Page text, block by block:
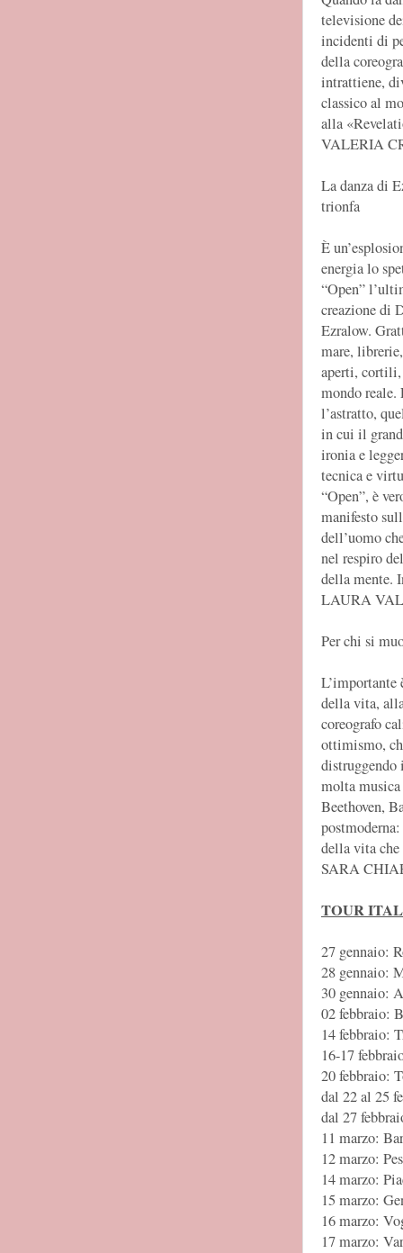
televisione
incidenti di
della
intrattiene,
classico al
alla
VALERIA
La danza di
trionfa
È
energia lo
“Open”
creazione di
Ezralow.
mare,
aperti,
mondo reale.
l’astratto,
in cui il
ironia e
tecnica e
“Open”, è
manifesto
dell’uomo
nel respiro
della mente.
LAURA
Per chi si
della vita,
coreografo
ottimismo,
molta
Beethoven,
della vita
SARA
TOUR
27 gennaio:
28 gennaio:
30 gennaio:
02 febbraio:
14 febbraio:
16-17
20 febbraio:
dal 22 al 25
dal 27
11 marzo:
12 marzo:
14 marzo:
15 marzo:
16 marzo:
17 marzo: